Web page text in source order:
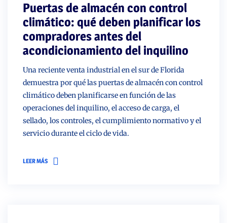
Puertas de almacén con control
climático: qué deben planificar los
compradores antes del
acondicionamiento del inquilino
Una reciente venta industrial en el sur de Florida
demuestra por qué las puertas de almacén con control
climático deben planificarse en función de las
operaciones del inquilino, el acceso de carga, el
sellado, los controles, el cumplimiento normativo y el
servicio durante el ciclo de vida.
LEER MÁS